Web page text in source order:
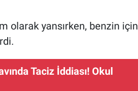
olarak yansırken, benzin için
Taciz İddiası! Okul